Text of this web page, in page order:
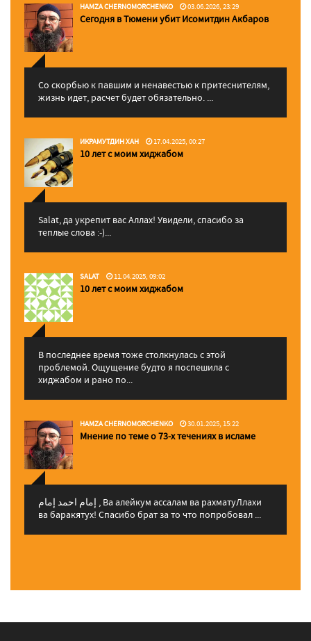
HAMZA CHERNOMORCHENKO 03.06.2026, 23:29
Сегодня в Тюмени убит Исомитдин Акбаров
Со скорбью к павшим и ненавестью к притеснителям,
жизнь идет, расчет будет обязательно. ...
ИКРАМУТДИН ХАН 17.04.2025, 00:27
10 лет с моим хиджабом
Salat, да укрепит вас Аллаx! Увидели, спасибо за
теплые слова :-)...
SALAT 11.04.2025, 09:02
10 лет с моим хиджабом
В последнее время тоже столкнулась с этой
проблемой. Ощущение будто я поспешила с
хиджабом и рано по...
HAMZA CHERNOMORCHENKO 30.01.2025, 15:22
Мнение по теме о 73-х течениях в исламе
إمام احمد إمام , Ва алейкум ассалам ва рахматуЛлахи
ва баракятух! Спасибо брат за то что попробовал ...